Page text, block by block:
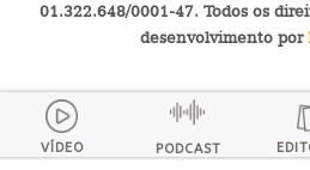
01.322.648/0001-47. Todos os
desenvolvimento por
VÍDEO PODCAST